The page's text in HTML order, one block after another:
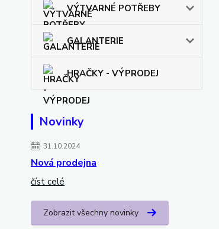
VÝTVARNÉ POTŘEBY
GALANTERIE
HRAČKY - VÝPRODEJ
Novinky
31.10.2024
Nová prodejna
číst celé
Zobrazit všechny novinky